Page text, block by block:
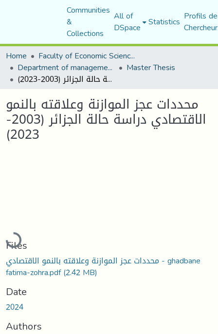
Communities
&
Collections
All of
DSpace Statistics Profils
Home
Faculty of Economic Sciences, Commerce and Management Sciences
Department of management sciences Master Thesis
محددات عجز الموازنة وعلاقته بالنمو الاقتصادي دراسة حالة الجزائر (2003-2023)
محددات عجز الموازنة وعلاقته بالنمو
الاقتصادي دراسة حالة الجزائر (2003-
2023)
Loading...
Files
محددات عجز الموازنة وعلاقته بالنمو الاقتصادي - ghadbane
fatima-zohra.pdf(2.42 MB)
Date
2024
Authors